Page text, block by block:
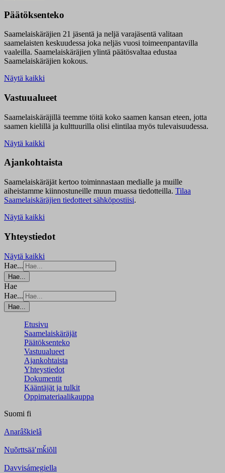
Päätöksenteko
Saamelaiskäräjien 21 jäsentä ja neljä varajäsentä valitaan
saamelaisten keskuudessa joka neljäs vuosi toimeenpantavilla
vaaleilla. Saamelaiskäräjien ylintä päätösvaltaa edustaa
Saamelaiskäräjien kokous.
Näytä kaikki
Vastuualueet
Saamelaiskäräjillä teemme töitä koko saamen kansan eteen, jotta
saamen kielillä ja kulttuurilla olisi elintilaa myös tulevaisuudessa.
Näytä kaikki
Ajankohtaista
Saamelaiskäräjät kertoo toiminnastaan medialle ja muille
aiheistamme kiinnostuneille muun muassa tiedotteilla. Tilaa
Saamelaiskäräjien tiedotteet sähköpostiisi.
Näytä kaikki
Yhteystiedot
Näytä kaikki
Hae...
Hae...
Hae
Hae...
Hae...
Etusivu
Saamelaiskäräjät
Päätöksenteko
Vastuualueet
Ajankohtaista
Yhteystiedot
Dokumentit
Kääntäjät ja tulkit
Oppimateriaalikauppa
Suomi fi
Anarâškielâ
Nuõrttsääʹmǩiõll
Davvisámegiella